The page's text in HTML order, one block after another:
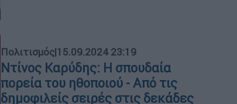
Πολιτισμός|15.09.2024 23:19
Ντίνος Καρύδης: H σπουδαία
πορεία του ηθοποιού - Από τις
δημοφιλείς σειρές στις δεκάδες